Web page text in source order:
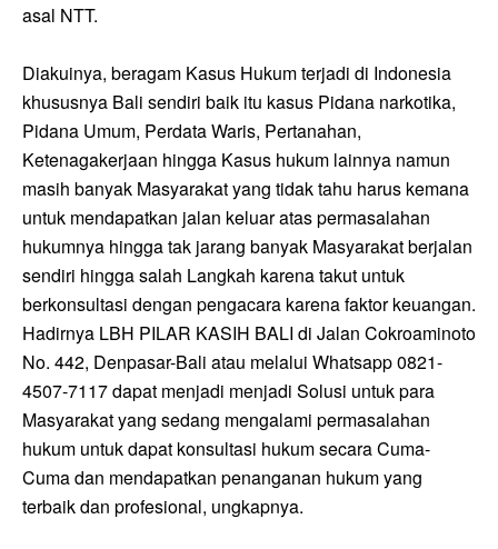
asal NTT.
Diakuinya, beragam Kasus Hukum terjadi di Indonesia
khususnya Bali sendiri baik itu kasus Pidana narkotika,
Pidana Umum, Perdata Waris, Pertanahan,
Ketenagakerjaan hingga Kasus hukum lainnya namun
masih banyak Masyarakat yang tidak tahu harus kemana
untuk mendapatkan jalan keluar atas permasalahan
hukumnya hingga tak jarang banyak Masyarakat berjalan
sendiri hingga salah Langkah karena takut untuk
berkonsultasi dengan pengacara karena faktor keuangan.
Hadirnya LBH PILAR KASIH BALI di Jalan Cokroaminoto
No. 442, Denpasar-Bali atau melalui Whatsapp 0821-
4507-7117 dapat menjadi menjadi Solusi untuk para
Masyarakat yang sedang mengalami permasalahan
hukum untuk dapat konsultasi hukum secara Cuma-
Cuma dan mendapatkan penanganan hukum yang
terbaik dan profesional, ungkapnya.